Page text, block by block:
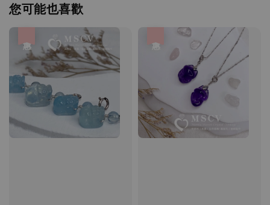
您可能也喜歡